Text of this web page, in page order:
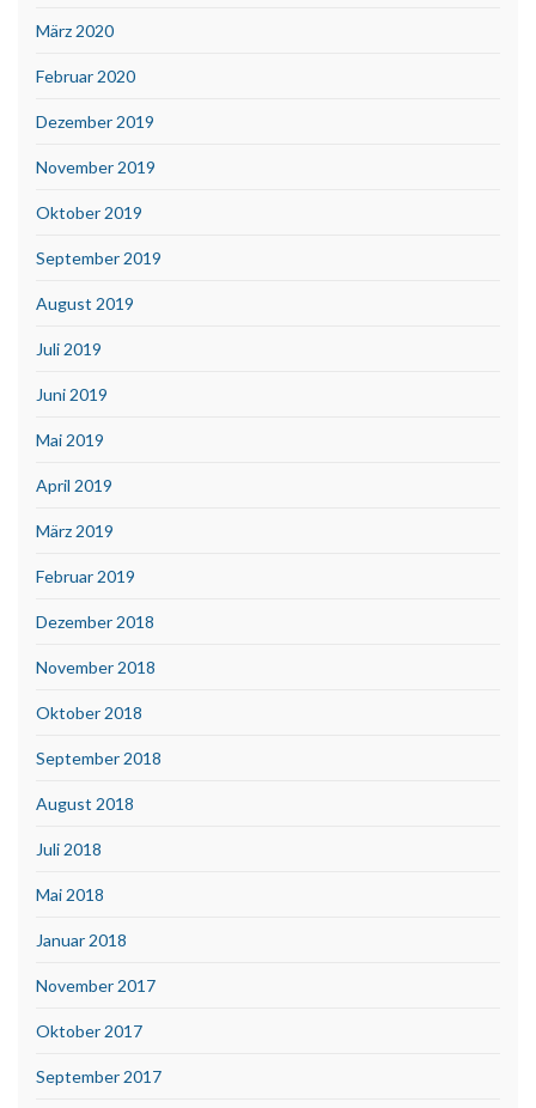
März 2020
Februar 2020
Dezember 2019
November 2019
Oktober 2019
September 2019
August 2019
Juli 2019
Juni 2019
Mai 2019
April 2019
März 2019
Februar 2019
Dezember 2018
November 2018
Oktober 2018
September 2018
August 2018
Juli 2018
Mai 2018
Januar 2018
November 2017
Oktober 2017
September 2017